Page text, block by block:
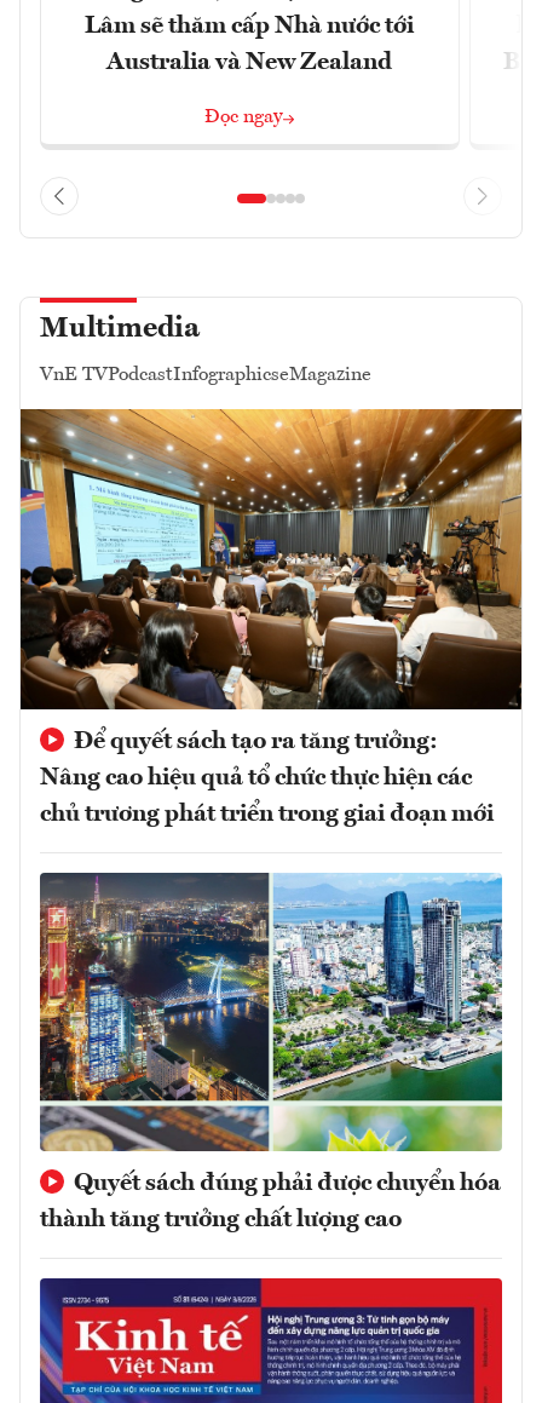
Lâm sẽ thăm cấp Nhà nước tới
Australia và New Zealand
Đọc ngay
Multimedia
VnE TVPodcastInfographicseMagazine
Để quyết sách tạo ra tăng trưởng:
Nâng cao hiệu quả tổ chức thực hiện các
chủ trương phát triển trong giai đoạn mới
Quyết sách đúng phải được chuyển hóa
thành tăng trưởng chất lượng cao